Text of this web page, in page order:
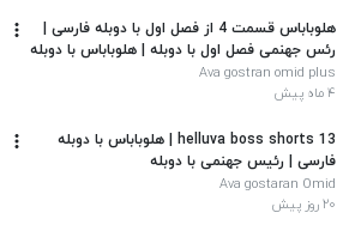
هلوباباس قسمت 4 از فصل اول با دوبله فارسی |
رئس جهنمی فصل اول با دوبله | هلوباباس با دوبله
فارسی
Ava gostran omid plus
۴ ماه پیش
helluva boss shorts 13 | هلوباباس با دوبله
فارسی | رئیس جهنمی با دوبله
Ava gostaran Omid
۲۰ روز پیش